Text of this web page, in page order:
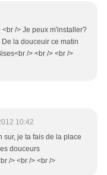
/> Je peux m'installer?
la douceuir ce matin
/> <br /> <br />
10:42
sur, je ta fais de la place
douceurs
/> <br /> <br />